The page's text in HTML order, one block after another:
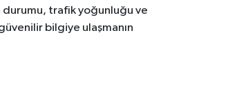
durumu, trafik yoğunluğu ve
bilgiye ulaşmanın